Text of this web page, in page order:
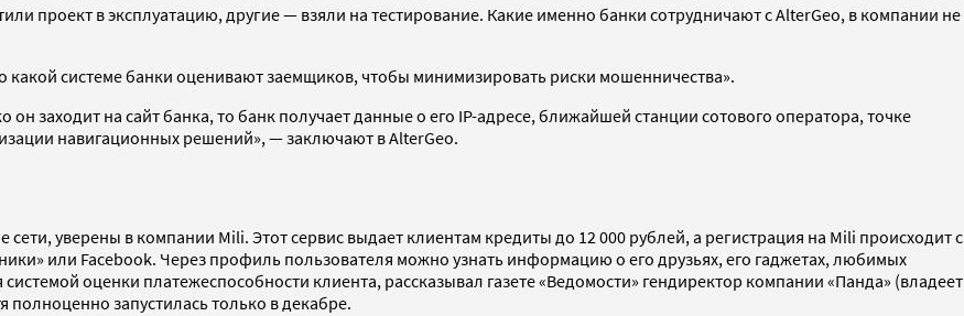
проект в эксплуатацию, другие — взяли на тестирование. Какие именно банки сотрудничают с AlterGeo, в компании не
системе банки оценивают заемщиков, чтобы минимизировать риски мошенничества».
заходит на сайт банка, то банк получает данные о его IP-адресе, ближайшей станции сотового оператора, точке
навигационных решений», — заключают в AlterGeo.
уверены в компании Mili. Этот сервис выдает клиентам кредиты до 12 000 рублей, а регистрация на Mili происходит с
или Facebook. Через профиль пользователя можно узнать информацию о его друзьях, его гаджетах, любимых
оценки платежеспособности клиента, рассказывал газете «Ведомости» гендиректор компании «Панда» (владеет
полноценно запустилась только в декабре.